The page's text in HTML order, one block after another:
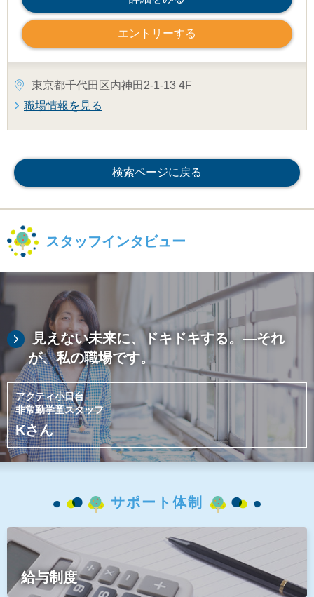
エントリーする
東京都千代田区内神田2-1-13 4F
職場情報を見る
検索ページに戻る
スタッフインタビュー
見えない未来に、ドキドキする。 ―それ
が、私の職場です。
アクティ小日台
非常勤学童スタッフ
Kさん
サポート体制
給与制度